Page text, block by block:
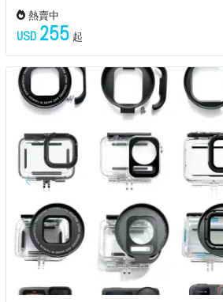
熱賣中
USD 255 起